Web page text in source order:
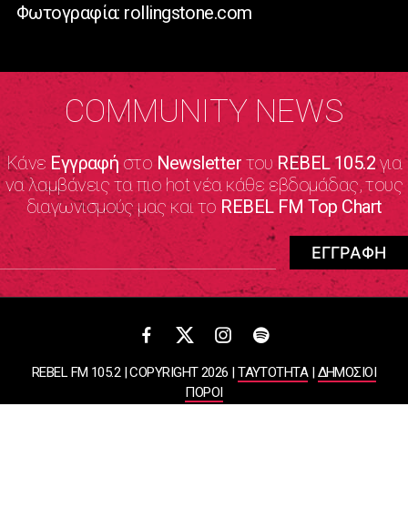
Φωτογραφία: rollingstone.com
COMMUNITY NEWS
Κάνε Εγγραφήστο NewsletterτουREBEL 105.2για
να λαμβάνεις τα πιο hot νέα κάθε εβδομάδας, τους
διαγωνισμούς μας και το REBEL FM Top Chart
REBEL FM 105.2 | COPYRIGHT 2026 |ΤΑΥΤΟΤΗΤΑ|ΔΗΜΟΣΙΟΙ
ΠΟΡΟΙ